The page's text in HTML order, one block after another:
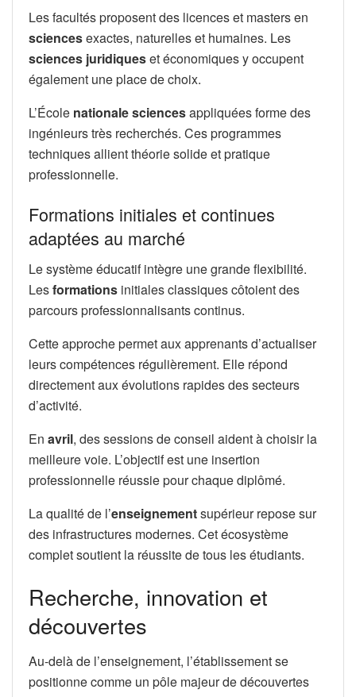
Les facultés proposent des licences et masters en
sciencesexactes, naturelles et humaines. Les
sciences juridiqueset économiques y occupent
également une place de choix.
L’École nationale sciencesappliquées forme des
ingénieurs très recherchés. Ces programmes
techniques allient théorie solide et pratique
professionnelle.
Formations initiales et continues
adaptées au marché
Le système éducatif intègre une grande flexibilité.
Lesformations initiales classiques côtoient des
parcours professionnalisants continus.
Cette approche permet aux apprenants d’actualiser
leurs compétences régulièrement. Elle répond
directement aux évolutions rapides des secteurs
d’activité.
En avril, des sessions de conseil aident à choisir la
meilleure voie. L’objectif est une insertion
professionnelle réussie pour chaque diplômé.
La qualité de l’enseignementsupérieur repose sur
des infrastructures modernes. Cet écosystème
complet soutient la réussite de tous les étudiants.
Recherche, innovation et
découvertes
Au-delà de l’enseignement, l’établissement se
positionne comme un pôle majeur de découvertes